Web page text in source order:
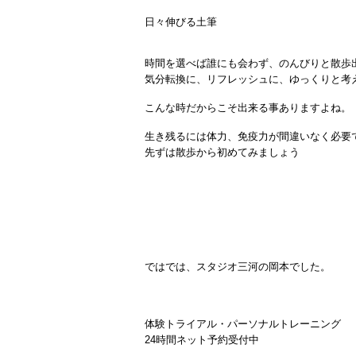
日々伸びる土筆
時間を選べば誰にも会わず、のんびりと散歩
気分転換に、リフレッシュに、ゆっくりと考
こんな時だからこそ出来る事ありますよね。
生き残るには体力、免疫力が間違いなく必要
先ずは散歩から初めてみましょう
ではでは、スタジオ三河の岡本でした。
体験トライアル・パーソナルトレーニング
24時間ネット予約受付中